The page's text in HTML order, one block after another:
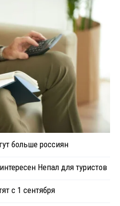
больше россиян
Непал для туристов
с 1 сентября